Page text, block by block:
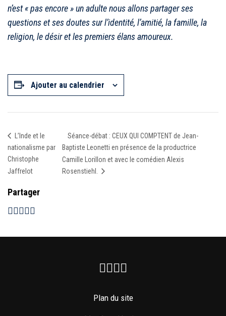
n’est « pas encore » un adulte nous allons partager ses
questions et ses doutes sur l’identité, l’amitié, la famille, la
religion, le désir et les premiers élans amoureux.
Ajouter au calendrier
L’Inde et le
nationalisme par
Christophe
Jaffrelot
Séance-débat : CEUX QUI COMPTENT de Jean-
Baptiste Leonetti en présence de la productrice
Camille Lorillon et avec le comédien Alexis
Rosenstiehl.
Partager
Facebook
Instagram
Youtube
Plan du site